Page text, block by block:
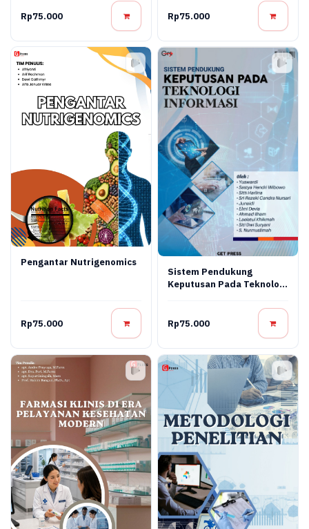
Rp75.000 Rp75.000
Pengantar Nutrigenomics
Rp75.000
Sistem Pendukung
Keputusan Pada Teknologi
Rp75.000